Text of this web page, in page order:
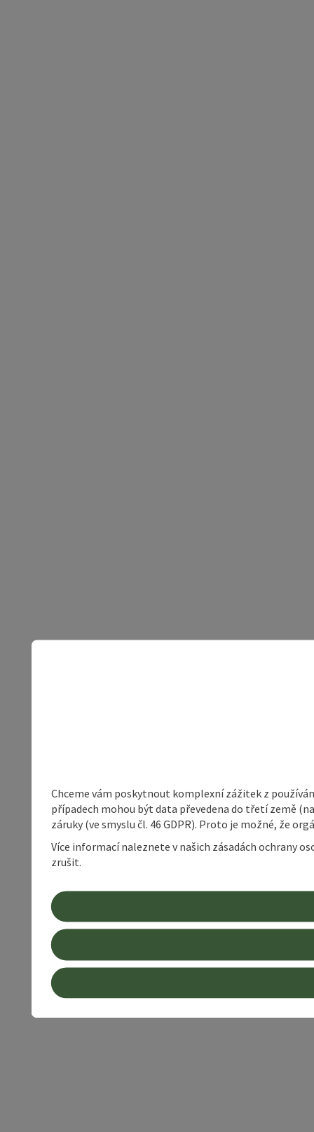
Chceme vám poskytnout komplexní zážitek z
případech mohou být data převedena do třetí země
záruky (ve smyslu čl. 46 GDPR). Proto je možné, že
Více informací naleznete v našich zásadách ochrany
zrušit.